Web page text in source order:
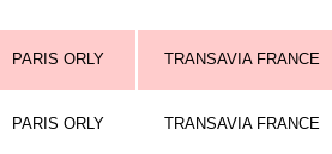
PARIS ORLY TRANSAVIA FRANCE
PARIS ORLY TRANSAVIA FRANCE